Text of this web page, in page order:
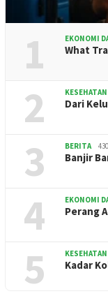
1 EKONOMI
What
2 KESEHATAN
Dari
3 BERITA
Banjir
4 EKONOMI
Perang
5 KESEHATAN
Kadar